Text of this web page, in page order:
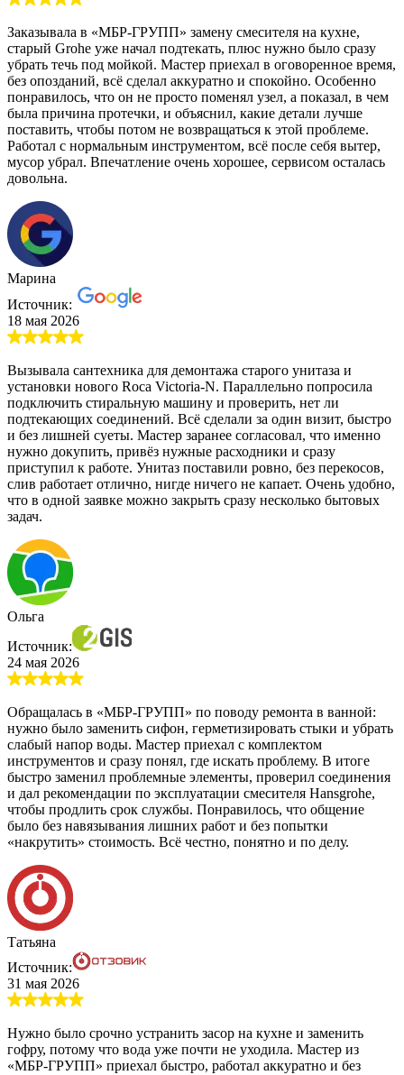
Заказывала в «МБР-ГРУПП» замену смесителя на кухне,
старый Grohe уже начал подтекать, плюс нужно было сразу
убрать течь под мойкой. Мастер приехал в оговоренное время,
без опозданий, всё сделал аккуратно и спокойно. Особенно
понравилось, что он не просто поменял узел, а показал, в чем
была причина протечки, и объяснил, какие детали лучше
поставить, чтобы потом не возвращаться к этой проблеме.
Работал с нормальным инструментом, всё после себя вытер,
мусор убрал. Впечатление очень хорошее, сервисом осталась
довольна.
Марина
Источник:
18 мая 2026
Вызывала сантехника для демонтажа старого унитаза и
установки нового Roca Victoria-N. Параллельно попросила
подключить стиральную машину и проверить, нет ли
подтекающих соединений. Всё сделали за один визит, быстро
и без лишней суеты. Мастер заранее согласовал, что именно
нужно докупить, привёз нужные расходники и сразу
приступил к работе. Унитаз поставили ровно, без перекосов,
слив работает отлично, нигде ничего не капает. Очень удобно,
что в одной заявке можно закрыть сразу несколько бытовых
задач.
Ольга
Источник:
24 мая 2026
Обращалась в «МБР-ГРУПП» по поводу ремонта в ванной:
нужно было заменить сифон, герметизировать стыки и убрать
слабый напор воды. Мастер приехал с комплектом
инструментов и сразу понял, где искать проблему. В итоге
быстро заменил проблемные элементы, проверил соединения
и дал рекомендации по эксплуатации смесителя Hansgrohe,
чтобы продлить срок службы. Понравилось, что общение
было без навязывания лишних работ и без попытки
«накрутить» стоимость. Всё честно, понятно и по делу.
Татьяна
Источник:
31 мая 2026
Нужно было срочно устранить засор на кухне и заменить
гофру, потому что вода уже почти не уходила. Мастер из
«МБР-ГРУПП» приехал быстро, работал аккуратно и без